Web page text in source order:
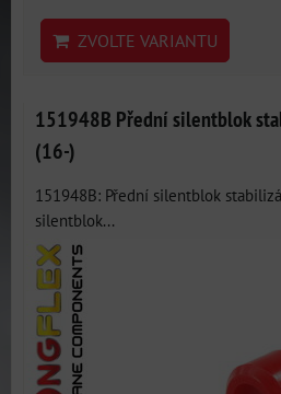
ZVOLTE VARIANTU
151948B Přední silentblok
(16-)
151948B: Přední silentblok
silentblok...